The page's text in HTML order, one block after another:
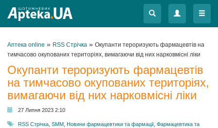
Меню
Меню
Аптека online » RSS Стрічка » Окупанти тероризують фармацевтів на
тимчасово окупованих територіях, вимагаючи від них нарковмісні ліки
Окупанти тероризують фармацевтів
на тимчасово окупованих територіях,
вимагаючи від них нарковмісні ліки
27 Липня 2023 2:10
RSS Стрічка SMM Новини фармацевтики та фармації Фармацевтика та